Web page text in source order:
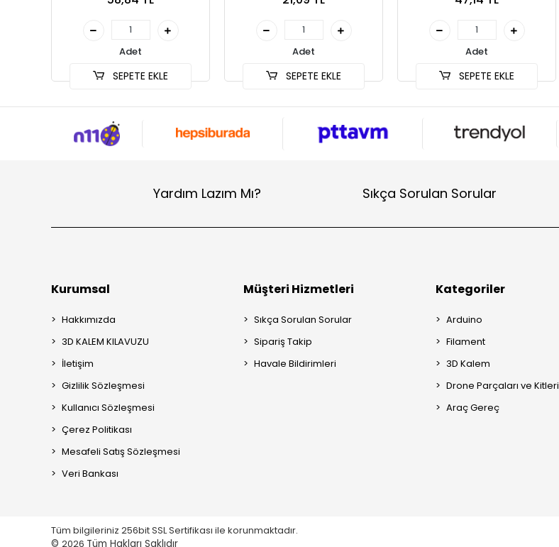
Adet
SEPETE EKLE
Adet
SEPETE EKLE
Adet
SEPETE EKLE
Yardım Lazım Mı? Sıkça Sorulan Sorular
Kurumsal
Hakkımızda
3D KALEM KILAVUZU
İletişim
Gizlilik Sözleşmesi
Kullanıcı Sözleşmesi
Çerez Politikası
Mesafeli Satış Sözleşmesi
Veri Bankası
Müşteri Hizmetleri
Sıkça Sorulan Sorular
Sipariş Takip
Havale Bildirimleri
Kategoriler
Arduino
Filament
3D Kalem
Drone Parçaları ve Kitleri
Araç Gereç
Tüm bilgileriniz 256bit SSL Sertifikası ile korunmaktadır.
© 2026 Tüm Hakları Saklıdır